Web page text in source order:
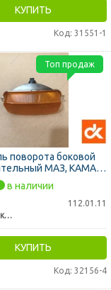
КУПИТЬ
Код: 31551-1
поворота боковой
МАЗ, КАМАЗ,
24В желтый фонарь
в наличии
112.01.11
Дорожня карта
КУПИТЬ
Код: 32156-4
Топ продаж